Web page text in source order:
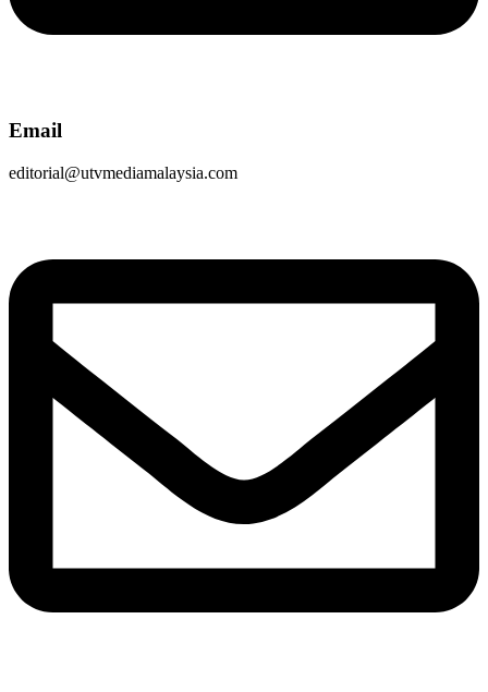
Email
editorial@utvmediamalaysia.com